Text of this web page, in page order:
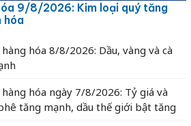
9/8/2026: Kim loại quý tăng
hóa
hóa 8/8/2026: Dầu, vàng và cà
hóa ngày 7/8/2026: Tỷ giá và
tăng mạnh, dầu thế giới bật tăng